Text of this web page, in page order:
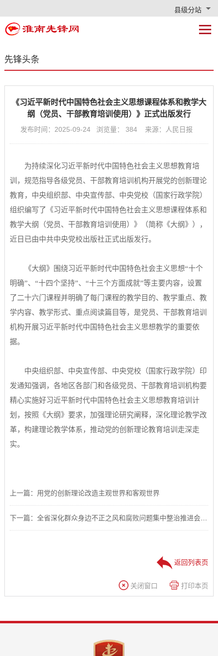
县级分站
先锋头条
《习近平新时代中国特色社会主义思想课程体系和教学大
纲（党员、干部教育培训使用）》正式出版发行
发布时间：2025-09-24 浏览量： 384来源：人民日报
为持续深化习近平新时代中国特色社会主义思想教育培
训，规范指导各级党员、干部教育培训机构开展党的创新理论
教育，中央组织部、中央宣传部、中央党校（国家行政学院）
组织编写了《习近平新时代中国特色社会主义思想课程体系和
教学大纲（党员、干部教育培训使用）》（简称《大纲》），
近日已由中共中央党校出版社正式出版发行。
《大纲》围绕习近平新时代中国特色社会主义思想“十个
明确”、“十四个坚持”、“十三个方面成就”等主要内容，设置
了二十六门课程并明确了每门课程的教学目的、教学重点、教
学内容、教学形式、重点阅读篇目等，是党员、干部教育培训
机构开展习近平新时代中国特色社会主义思想教学的重要依
据。
中央组织部、中央宣传部、中央党校（国家行政学院）印
发通知强调，各地区各部门和各级党员、干部教育培训机构要
精心实施好习近平新时代中国特色社会主义思想教育培训计
划，按照《大纲》要求，加强理论研究阐释，深化理论教学改
革，构建理论教学体系，推动党的创新理论教育培训走深走
实。
上一篇：用党的创新理论改造主观世界和客观世界
下一篇：全省深化群众身边不正之风和腐败问题集中整治推进会议在合肥召开
返回列表页
关闭窗口 打印本页